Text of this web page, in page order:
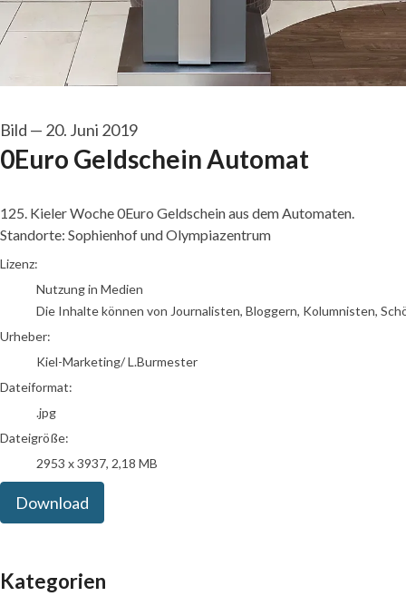
Bild — 20. Juni 2019
0Euro Geldschein Automat
125. Kieler Woche 0Euro Geldschein aus dem Automaten.
Standorte: Sophienhof und Olympiazentrum
Kiel-Marketing/ L.Burmester
Lizenz:
Nutzung in Medien
Die Inhalte können von Journalisten, Bloggern, Kolumnisten,
Urheber:
Kiel-Marketing/ L.Burmester
Dateiformat:
.jpg
Dateigröße:
2953 x 3937, 2,18 MB
Download
Kategorien